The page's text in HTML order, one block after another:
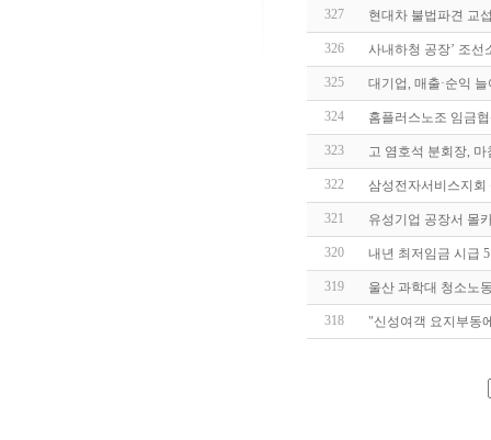
327 현대차 불법파견 교
326 사내하청 공장’ 조
325 대기업, 매출·순익
324 홈플러스노조 임금
323 고 염호석 분회장,
322 삼성전자서비스지
321 유성기업 공장서 몰
320 내년 최저임금 시급
319 울산 과학대 청소노
318 "신성여객 요지부동